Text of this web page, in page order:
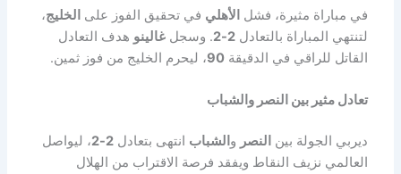
في مباراة مثيرة، فشل الأهلي في تحقيق الفوز على الخليج،
لتنتهي المباراة بالتعادل2-2 . وسجلغالينو هدف التعادل
القاتل للراقي في الدقيقة90، ليحرم الخليج من فوز ثمين.
تعادل مثير بين النصر والشباب
ديربي الجولة بين النصر و الشباب انتهى بتعادل2-2
، ليواصل
العالمي نزيف النقاط ويفقد فرصة الاقتراب من الهلال